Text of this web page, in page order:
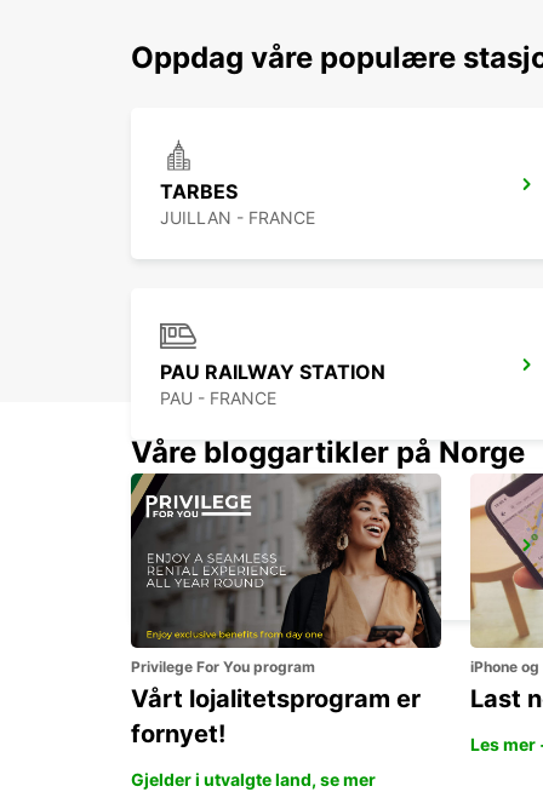
Oppdag våre populære
TARBES
JUILLAN - FRANCE
PAU RAILWAY STATION
PAU - FRANCE
SAINT-GAUDENS
SAINT GAUDENS - FRANCE
Våre bloggartikler på Norge
Privilege For You program
Vårt lojalitetsprogram er
fornyet!
Gjelder i utvalgte land, se mer
iPhone
Last
Les mer